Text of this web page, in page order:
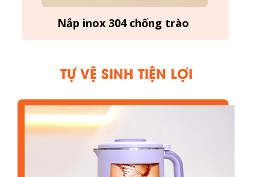
Nắp inox 304 chống trào
TỰ VỆ SINH TIỆN LỢI